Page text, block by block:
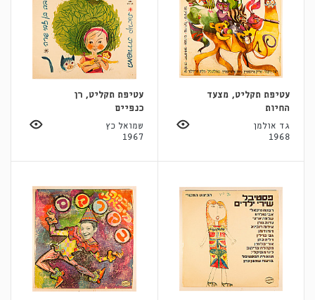
עטיפת תקליט, מצעד
החיות
גד אולמן
1968
עטיפת תקליט, רן
כנפיים
שמואל כץ
1967